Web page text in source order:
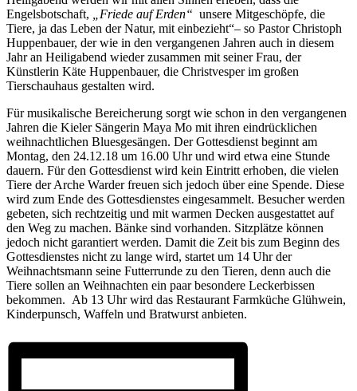
Engelsbotschaft,
„Friede auf Erden“ unsere Mitgeschöpfe, die
Tiere, ja das Leben der Natur, mit einbezieht“– so Pastor Christoph
Huppenbauer, der wie in den vergangenen Jahren auch in diesem
Jahr an Heiligabend wieder zusammen mit seiner Frau, der
Künstlerin Käte Huppenbauer, die Christvesper im großen
Tierschauhaus gestalten wird.
Für musikalische Bereicherung sorgt wie schon in den vergangenen
Jahren die Kieler Sängerin Maya Mo mit ihren eindrücklichen
weihnachtlichen Bluesgesängen. Der Gottesdienst beginnt am
Montag, den 24.12.18 um 16.00 Uhr und wird etwa eine Stunde
dauern. Für den Gottesdienst wird kein Eintritt erhoben, die vielen
Tiere der Arche Warder freuen sich jedoch über eine Spende. Diese
wird zum Ende des Gottesdienstes eingesammelt. Besucher werden
gebeten, sich rechtzeitig und mit warmen Decken ausgestattet auf
den Weg zu machen. Bänke sind vorhanden. Sitzplätze können
jedoch nicht garantiert werden. Damit die Zeit bis zum Beginn des
Gottesdienstes nicht zu lange wird, startet um 14 Uhr der
Weihnachtsmann seine Futterrunde zu den Tieren, denn auch die
Tiere sollen an Weihnachten ein paar besondere Leckerbissen
bekommen. Ab 13 Uhr wird das Restaurant Farmküche Glühwein,
Kinderpunsch, Waffeln und Bratwurst anbieten.